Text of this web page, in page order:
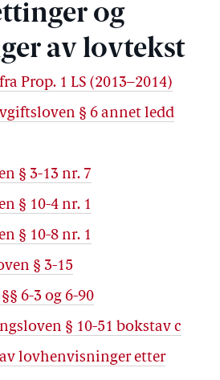
og
av lovtekst
Prop. 1 LS (2013–2014)
§ 6 annet ledd
§ 3-13 nr. 7
§ 10-4 nr. 1
§ 10-8 nr. 1
§ 3-15
6-3 og 6-90
§ 10-51 bokstav c
lovhenvisninger etter